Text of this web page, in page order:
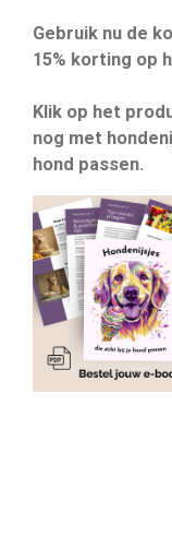
Gebruik nu de
15% korting op
Klik op het
nog met
hond passen.